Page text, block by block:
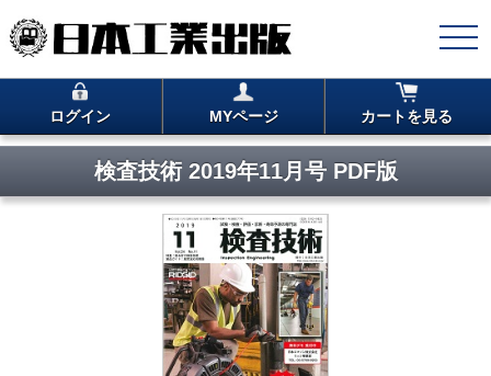
ログイン MYページ カートを見る
検査技術 2019年11月号 PDF版